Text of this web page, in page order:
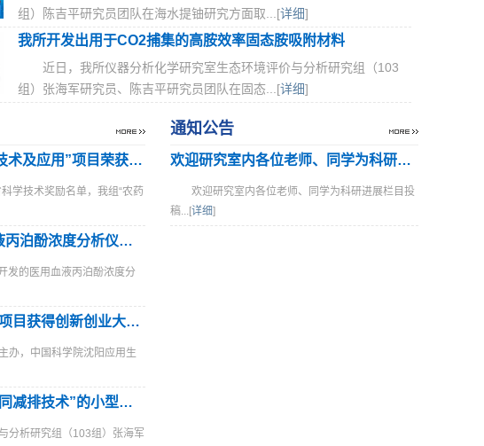
组）陈吉平研究员团队在海水提铀研究方面取...[详细]
我所开发出用于CO2捕集的高胺效率固态胺吸附材料
近日，我所仪器分析化学研究室生态环境评价与分析研究组（103
组）张海军研究员、陈吉平研究员团队在固态...[详细]
106组“农药残留高灵敏快速检测关键技术及应用”项目荣获辽宁...
学技术奖励名单，我组“农药
李海洋研究员团队研发的中心医用血液丙泊酚浓度分析仪获批二...
发的医用血液丙泊酚浓度分
术中手持式原位甲状旁腺荧光探测器”项目获得创新创业大赛二等奖
办，中国科学院沈阳应用生
应用我所“焚烧烟气源头端多污染物协同减排技术”的小型生活...
分析研究组（103组）张海军
通知公告
欢迎研究室内各位老师、同学为科研进展...
​欢迎研究室内各位老师、同学为科研进展栏目投
稿...[详细]